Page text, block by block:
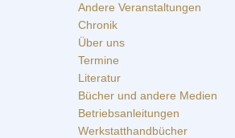
Andere Veranstaltungen
Chronik
Über uns
Termine
Literatur
Bücher und andere Medien
Betriebsanleitungen
Werkstatthandbücher